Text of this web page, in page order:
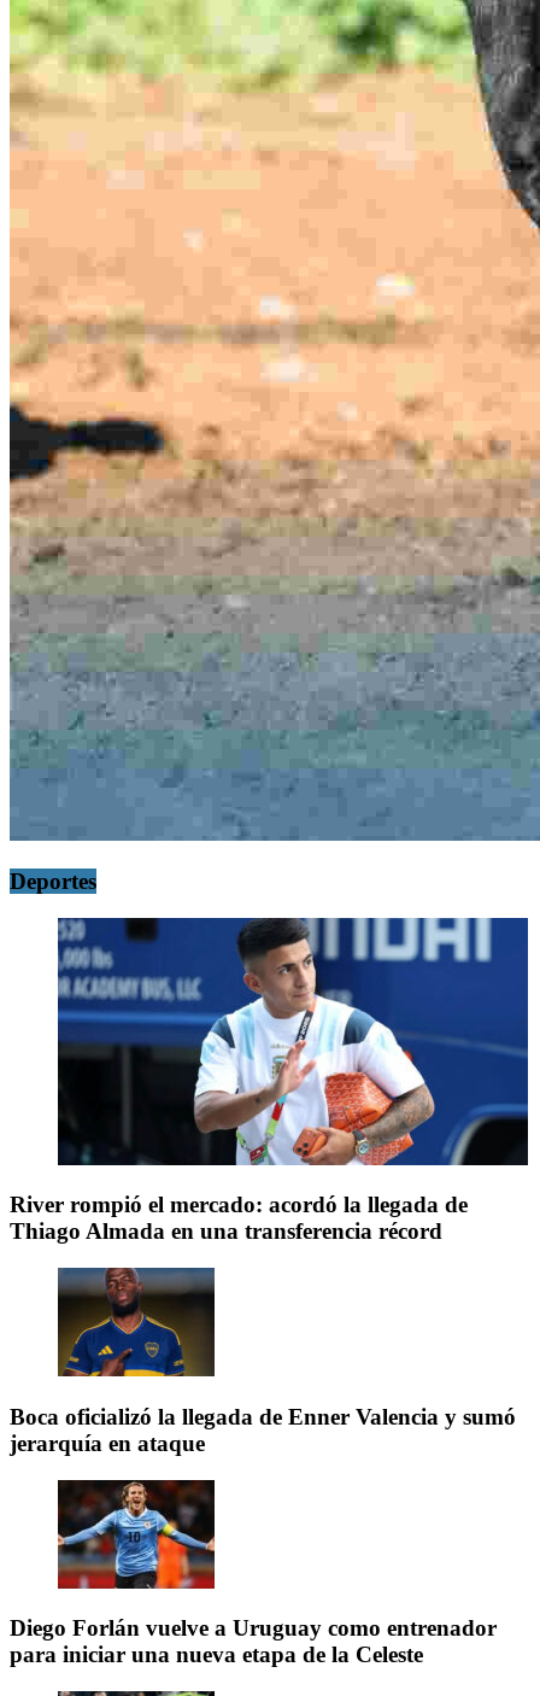
Deportes
River rompió el mercado: acordó la llegada de
Thiago Almada en una transferencia récord
Boca oficializó la llegada de Enner Valencia y sumó
jerarquía en ataque
Diego Forlán vuelve a Uruguay como entrenador
para iniciar una nueva etapa de la Celeste